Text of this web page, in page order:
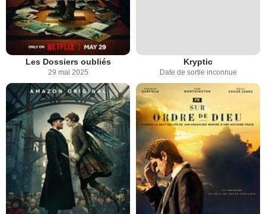
Les Dossiers oubliés
29 mai 2025
Kryptic
Date de sortie inconnue